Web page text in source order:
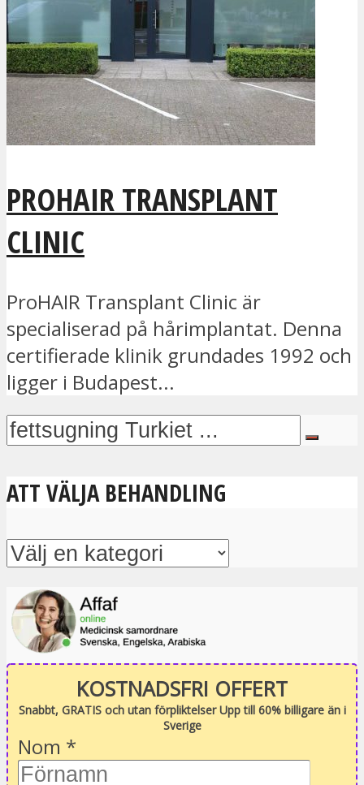
PROHAIR TRANSPLANT
CLINIC
ProHAIR Transplant Clinic är
specialiserad på hårimplantat. Denna
certifierade klinik grundades 1992 och
ligger i Budapest...
ATT VÄLJA BEHANDLING
KOSTNADSFRI OFFERT
Snabbt, GRATIS och utan förpliktelser Upp till 60% billigare än i
Sverige
Nom *